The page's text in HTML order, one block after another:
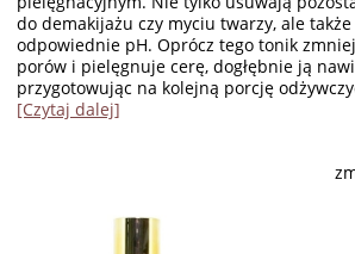
do demakijażu czy myciu twarzy, ale
odpowiednie pH. Oprócz tego tonik
porów i pielęgnuje cerę, dogłębnie ją
przygotowując na kolejną porcję
[Czytaj dalej]